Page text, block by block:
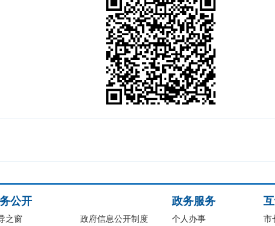
公开
之窗 政府信息公开制度
政务服务
个人办事 市